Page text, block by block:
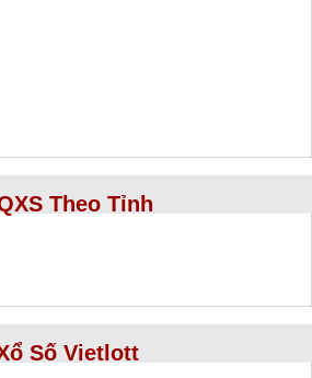
Theo Tỉnh
Số Vietlott